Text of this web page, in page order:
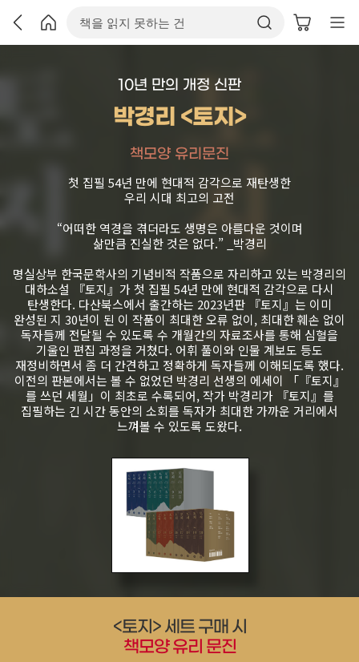
10년 만의 개정 신판
박경리 <토지>
책모양 유리문진
첫 집필 54년 만에 현대적 감각으로 재탄생한
우리 시대 최고의 고전
“어떠한 역경을 겪더라도 생명은 아름다운 것이며
삶만큼 진실한 것은 없다.” _박경리
명실상부 한국문학사의 기념비적 작품으로 자리하고 있는 박경리의
대하소설 『토지』가 첫 집필 54년 만에 현대적 감각으로 다시
탄생한다. 다산북스에서 출간하는 2023년판 『토지』는 이미
완성된 지 30년이 된 이 작품이 최대한 오류 없이, 최대한 훼손 없이
독자들께 전달될 수 있도록 수 개월간의 자료조사를 통해 심혈을
기울인 편집 과정을 거쳤다. 어휘 풀이와 인물 계보도 등도
재정비하면서 좀 더 간견하고 정확하게 독자들께 이해되도록 했다.
이전의 판본에서는 볼 수 없었던 박경리 선생의 에세이 「『토지』
를 쓰던 세월」이 최초로 수록되어, 작가 박경리가 『토지』를
집필하는 긴 시간 동안의 소회를 독자가 최대한 가까운 거리에서
느껴볼 수 있도록 도왔다.
<토지> 세트 구매 시
책모양 유리 문진